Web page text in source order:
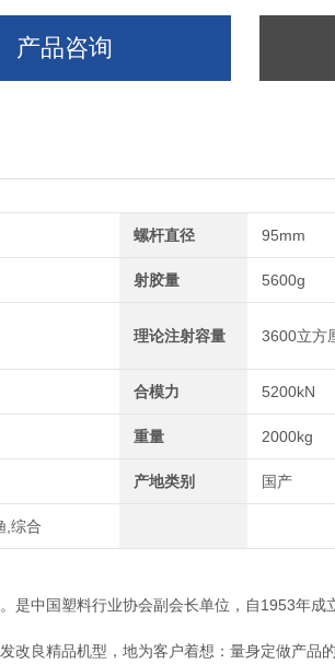
产品咨询
螺杆直径 95mm
射胶量 5600g
理论注射容量 3600立方
合模力 5200kN
重量 2000kg
产地类别 国产
,综合
是中国塑料行业协会副会长单位，自1953年成
改良精品机型，地为客户着想：量身定做产品